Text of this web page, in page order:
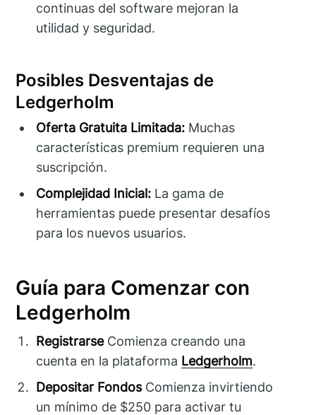
continuas del software mejoran la
utilidad y seguridad.
Posibles Desventajas de
Ledgerholm
Oferta Gratuita Limitada: Muchas
características premium requieren una
suscripción.
Complejidad Inicial: La gama de
herramientas puede presentar desafíos
para los nuevos usuarios.
Guía para Comenzar con
Ledgerholm
RegistrarseComienza creando una
cuenta en la plataforma Ledgerholm.
Depositar FondosComienza invirtiendo
un mínimo de $250 para activar tu